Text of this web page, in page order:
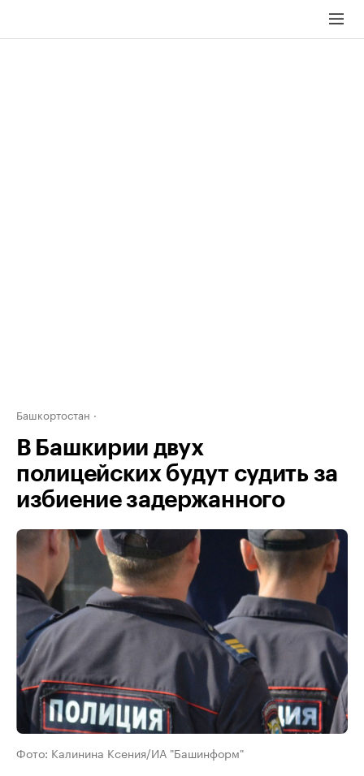
Башкортостан
В Башкирии двух
полицейских будут судить за
избиение задержанного
Фото: Калинина Ксения/ИА "Башинформ"